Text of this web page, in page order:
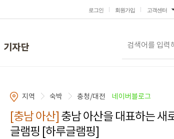
로그인 회원가입 고객센터
기자단
지역 숙박 충청/대전 네이버블로그
[충남 아산] 충남 아산을 대표하는 새
글램핑 [하루글램핑]